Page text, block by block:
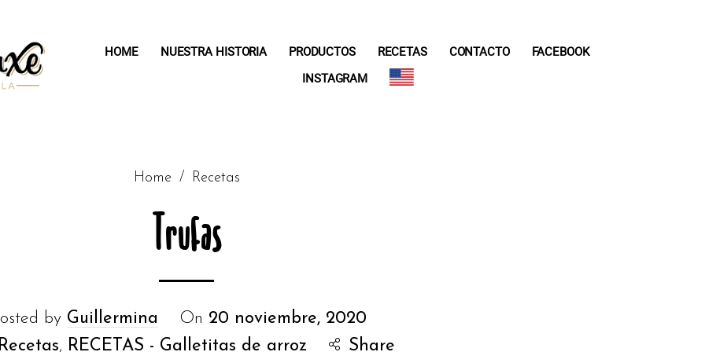
HOME NUESTRA HISTORIA PRODUCTOS RECETAS CONTACTO
FACEBOOK
INSTAGRAM
Home / Recetas
Trufas
by Guillermina On 20 noviembre, 2020
, RECETAS - Galletitas de arroz Share